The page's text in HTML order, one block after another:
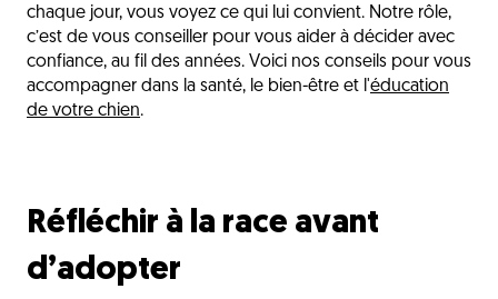
chaque jour, vous voyez ce qui lui convient. Notre rôle,
c’est de vous conseiller pour vous aider à décider avec
confiance, au fil des années. Voici nos conseils pour vous
accompagner dans la santé, le bien-être et l'éducation
de votre chien.
Réfléchir à la race avant
d’adopter